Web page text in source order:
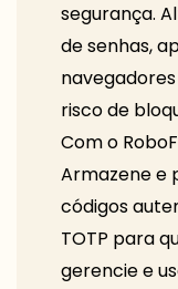
segurança.
de senhas,
risco de
Com o
Armazene e
códigos
TOTP para
gerencie e